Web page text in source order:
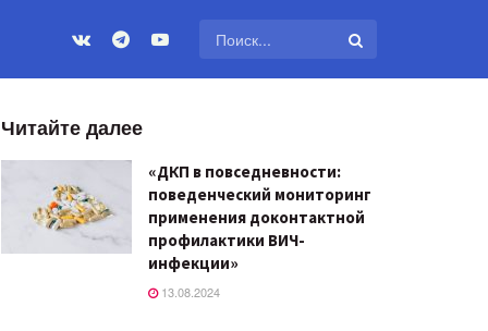
Читайте далее
«ДКП в повседневности:
поведенческий мониторинг
применения доконтактной
профилактики ВИЧ-
инфекции»
13.08.2024